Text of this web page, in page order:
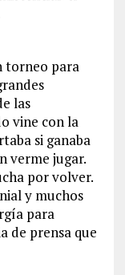
torneo para
las
vine con la
si ganaba
verme jugar.
por volver.
y muchos
para
de prensa que